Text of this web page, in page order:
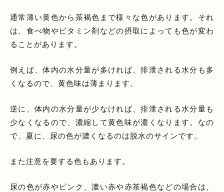
通常薄い黄色から茶褐色まで様々な色があります。それ
は、食べ物やビタミン剤などの摂取によっても色が変わ
ることがあります。
例えば、体内の水分量が多ければ、排泄される水分も多
くなるので、黄色味は薄まります。
逆に、体内の水分量が少なければ、排泄される水分量も
少なくなるので、濃縮して黄色味が濃くなります。なの
で、夏に、尿の色が濃くなるのは脱水のサインです。
また注意を要する色もあります。
尿の色が赤やピンク、濃い赤や赤茶褐色などの場合は、